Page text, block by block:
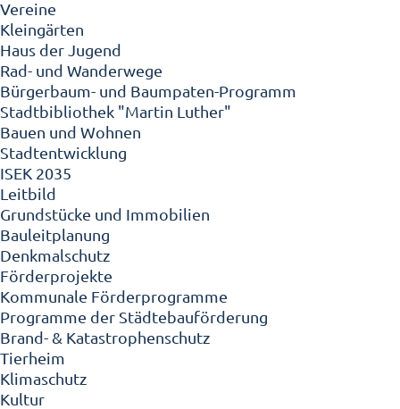
Vereine
Kleingärten
Haus der Jugend
Rad- und Wanderwege
Bürgerbaum- und Baumpaten-Programm
Stadtbibliothek "Martin Luther"
Bauen und Wohnen
Stadtentwicklung
ISEK 2035
Leitbild
Grundstücke und Immobilien
Bauleitplanung
Denkmalschutz
Förderprojekte
Kommunale Förderprogramme
Programme der Städtebauförderung
Brand- & Katastrophenschutz
Tierheim
Klimaschutz
Kultur